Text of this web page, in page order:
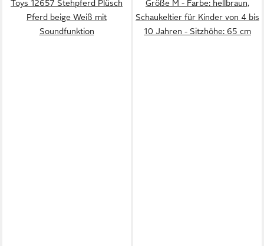
Toys 12657 Stehpferd Plüsch
Pferd beige Weiß mit
Soundfunktion
Größe M - Farbe: hellbraun,
Schaukeltier für Kinder von 4 bis
10 Jahren - Sitzhöhe: 65 cm